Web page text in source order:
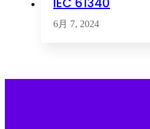
6月 7, 2024